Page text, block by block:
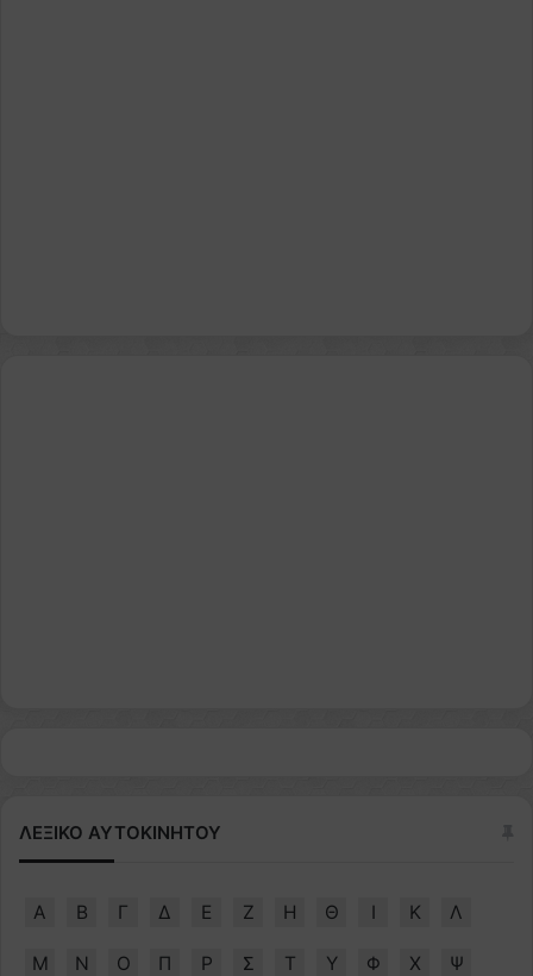
ΛΕΞΙΚΟ ΑΥΤΟΚΙΝΗΤΟΥ
Α Β Γ Δ Ε Ζ Η Θ Ι Κ Λ
Μ Ν Ο Π Ρ Σ Τ Υ Φ Χ Ψ